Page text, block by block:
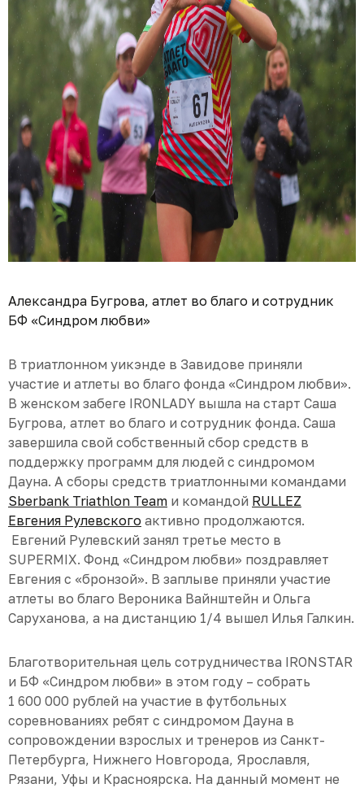
Александра Бугрова, атлет во благо и сотрудник
БФ «Синдром любви»
В триатлонном уикэнде в Завидове приняли
участие и атлеты во благо фонда «Синдром любви».
В женском забеге IRONLADY вышла на старт Саша
Бугрова, атлет во благо и сотрудник фонда. Саша
завершила свой собственный сбор средств в
поддержку программ для людей с синдромом
Дауна. А сборы средств триатлонными командами
Sberbank Triathlon Team и командой RULLEZ
Евгения Рулевского активно продолжаются.
Евгений Рулевский занял третье место в
SUPERMIX. Фонд «Синдром любви» поздравляет
Евгения с «бронзой». В заплыве приняли участие
атлеты во благо Вероника Вайнштейн и Ольга
Саруханова, а на дистанцию 1/4 вышел Илья Галкин.
Благотворительная цель сотрудничества IRONSTAR
и БФ «Синдром любви» в этом году – собрать
1 600 000 рублей на участие в футбольных
соревнованиях ребят с синдромом Дауна в
сопровождении взрослых и тренеров из Санкт-
Петербурга, Нижнего Новгорода, Ярославля,
Рязани, Уфы и Красноярска. На данный момент не